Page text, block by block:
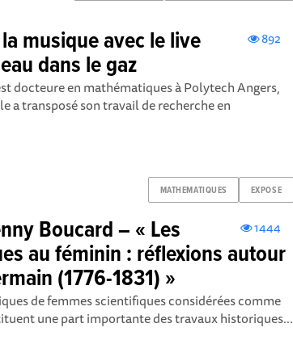
892
musique avec le live
dans le gaz
docteure en mathématiques à Polytech Angers,
a transposé son travail de recherche en
MATHEMATIQUES EXPOSE
1444
Boucard – « Les
au féminin : réflexions autour
(1776-1831) »
de femmes scientifiques considérées comme
une part importante des travaux historiques...